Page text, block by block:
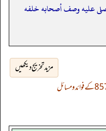
عليه وصف أصحابه خلفه
مزید تخریج دیکھیں